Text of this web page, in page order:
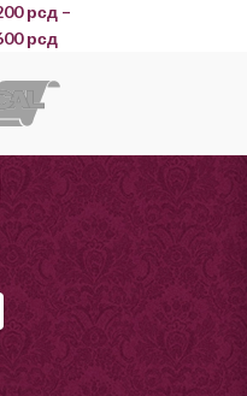
рсд –
рсд